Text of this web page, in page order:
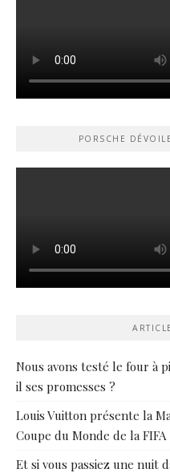
PORSCHE
Nous avons testé le four à
il ses promesses ?
Louis Vuitton présente la
Coupe du Monde de la FIFA
Et si vous passiez une nuit